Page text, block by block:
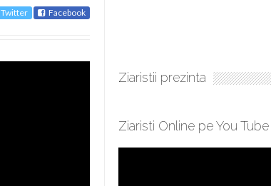
Twitter Facebook
Ziaristii prezinta
Ziaristi Online pe You Tube